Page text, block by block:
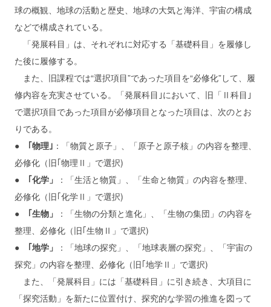
球の概観、地球の活動と歴史、地球の大気と海洋、宇宙の構成
などで構成されている。
「発展科目」は、それぞれに対応する「基礎科目」を履修し
た後に履修する。
また、旧課程では“選択項目”であった項目を“必修化”して、履
修内容を充実させている。「発展科目｣において、旧「Ⅱ科目｣
で選択項目であった項目が必修項目となった項目は、次のとお
りである。
● ｢物理｣ ：「物質と原子」、「原子と原子核」の内容を整理、
必修化（旧｢物理Ⅱ」で選択)
● ｢化学」
：「生活と物質」、「生命と物質」の内容を整理、
必修化（旧｢化学Ⅱ」で選択)
● ｢生物」
：「生物の分類と進化」、「生物の集団」の内容を
整理、必修化（旧｢生物Ⅱ」で選択)
● ｢地学」
：「地球の探究」、「地球表層の探究」、「宇宙の
探究」の内容を整理、必修化（旧｢地学Ⅱ」で選択)
また、「発展科目」には「基礎科目」に引き続き、大項目に
「探究活動」を新たに位置付け、探究的な学習の推進を図って